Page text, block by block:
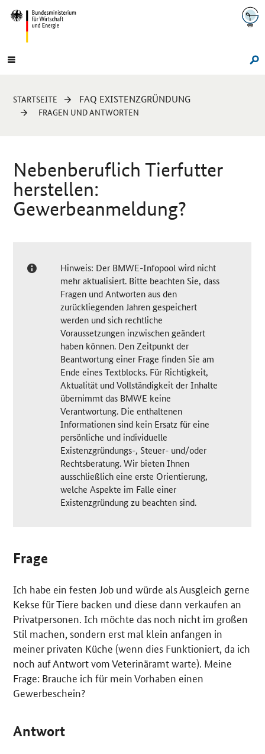
Navigation
Hauptmenü
Sie
sind
STARTSEITE FAQ EXISTENZGRÜNDUNG
FRAGEN UND ANTWORTEN
Nebenberuflich Tierfutter
herstellen:
Gewerbeanmeldung?
Hinweis: Der BMWE-Infopool wird nicht
mehr aktualisiert. Bitte beachten Sie, dass
Fragen und Antworten aus den
zurückliegenden Jahren gespeichert
werden und sich rechtliche
Voraussetzungen inzwischen geändert
haben können. Den Zeitpunkt der
Beantwortung einer Frage finden Sie am
Ende eines Textblocks. Für Richtigkeit,
Aktualität und Vollständigkeit der Inhalte
übernimmt das BMWE keine
Verantwortung. Die enthaltenen
Informationen sind kein Ersatz für eine
persönliche und individuelle
Existenzgründungs-, Steuer- und/oder
Rechtsberatung. Wir bieten Ihnen
ausschließlich eine erste Orientierung,
welche Aspekte im Falle einer
Existenzgründung zu beachten sind.
Frage
Ich habe ein festen Job und würde als Ausgleich gerne
Kekse für Tiere backen und diese dann verkaufen an
Privatpersonen. Ich möchte das noch nicht im großen
Stil machen, sondern erst mal klein anfangen in
meiner privaten Küche (wenn dies Funktioniert, da ich
noch auf Antwort vom Veterinäramt warte). Meine
Frage: Brauche ich für mein Vorhaben einen
Gewerbeschein?
Antwort